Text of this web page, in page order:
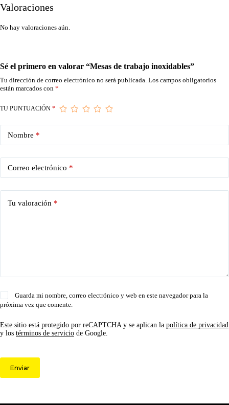
Valoraciones
No hay valoraciones aún.
Sé el primero en valorar “Mesas de trabajo inoxidables”
Tu dirección de correo electrónico no será publicada. Los campos obligatorios
están marcados con *
TU PUNTUACIÓN *
Nombre *
Correo electrónico *
Tu valoración *
Guarda mi nombre, correo electrónico y web en este navegador para la
próxima vez que comente.
Este sitio está protegido por reCAPTCHA y se aplican la política de privacidad
y los términos de servicio de Google.
Enviar